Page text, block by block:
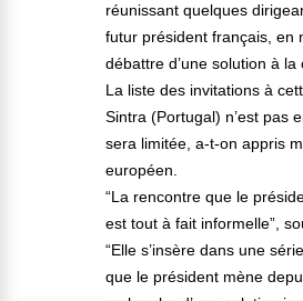
réunissant quelques
futur président français, en
débattre d’une solution à la
La liste des invitations à
Sintra (Portugal) n’est pas
sera limitée, a-t-on appris
européen.
“La rencontre que le
est tout à fait informelle”,
“Elle s’insère dans une
que le président mène